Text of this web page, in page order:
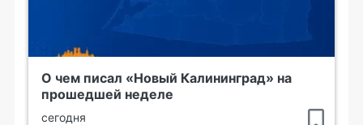
О чем писал «Новый Калининград» на
прошедшей неделе
сегодня